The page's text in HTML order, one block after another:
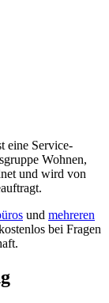
eine Service-
Wohnen,
und wird von
und mehreren
bei Fragen